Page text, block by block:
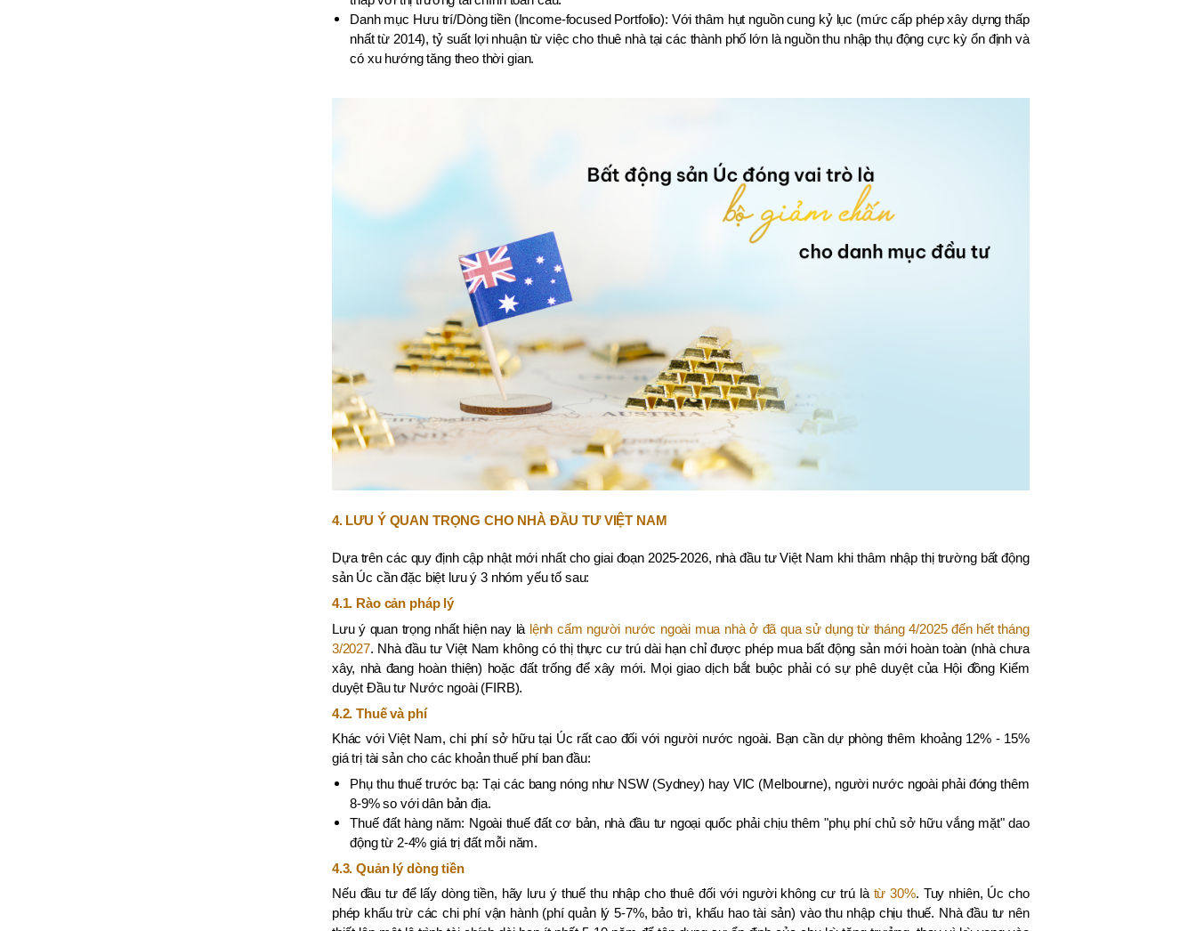
Danh mục Hưu trí/Dòng tiền (Income-focused Portfolio): Với thâm hụt nguồn cung kỷ lục (mức cấp phép xây dựng thấp
nhất từ 2014), tỷ suất lợi nhuận từ việc cho thuê nhà tại các thành phố lớn là nguồn thu nhập thụ động cực kỳ ổn định và
có xu hướng tăng theo thời gian.
4. LƯU Ý QUAN TRỌNG CHO NHÀ ĐẦU TƯ VIỆT NAM
Dựa trên các quy định cập nhật mới nhất cho giai đoạn 2025-2026, nhà đầu tư Việt Nam khi thâm nhập thị trường bất động
sản Úc cần đặc biệt lưu ý 3 nhóm yếu tố sau:
4.1. Rào cản pháp lý
Lưu ý quan trọng nhất hiện nay là lệnh cấm người nước ngoài mua nhà ở đã qua sử dụng từ tháng 4/2025 đến hết tháng
3/2027. Nhà đầu tư Việt Nam không có thị thực cư trú dài hạn chỉ được phép mua bất động sản mới hoàn toàn (nhà chưa
xây, nhà đang hoàn thiện) hoặc đất trống để xây mới. Mọi giao dịch bắt buộc phải có sự phê duyệt của Hội đồng Kiểm
duyệt Đầu tư Nước ngoài (FIRB).
4.2. Thuế và phí
Khác với Việt Nam, chi phí sở hữu tại Úc rất cao đối với người nước ngoài. Bạn cần dự phòng thêm khoảng 12% - 15%
giá trị tài sản cho các khoản thuế phí ban đầu:
Phụ thu thuế trước bạ: Tại các bang nóng như NSW (Sydney) hay VIC (Melbourne), người nước ngoài phải đóng thêm
8-9% so với dân bản địa.
Thuế đất hàng năm: Ngoài thuế đất cơ bản, nhà đầu tư ngoại quốc phải chịu thêm "phụ phí chủ sở hữu vắng mặt" dao
động từ 2-4% giá trị đất mỗi năm.
4.3. Quản lý dòng tiền
Nếu đầu tư để lấy dòng tiền, hãy lưu ý thuế thu nhập cho thuê đối với người không cư trú là từ 30%. Tuy nhiên, Úc cho
phép khấu trừ các chi phí vận hành (phí quản lý 5-7%, bảo trì, khấu hao tài sản) vào thu nhập chịu thuế. Nhà đầu tư nên